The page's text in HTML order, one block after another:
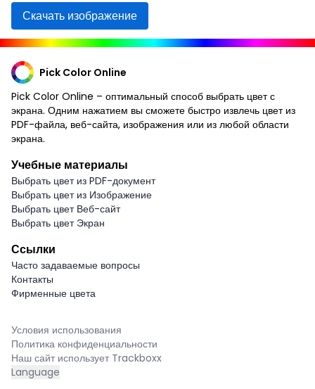
Скачать изображение
Pick Color Online
Pick Color Online – оптимальный способ выбрать цвет с
экрана. Одним нажатием вы сможете быстро извлечь цвет из
PDF-файла, веб-сайта, изображения или из любой области
экрана.
Учебные материалы
Выбрать цвет из PDF-документ
Выбрать цвет из Изображение
Выбрать цвет Веб-сайт
Выбрать цвет Экран
Ссылки
Часто задаваемые вопросы
Контакты
Фирменные цвета
Условия использования
Политика конфиденциальности
Наш сайт использует Trackboxx
Language